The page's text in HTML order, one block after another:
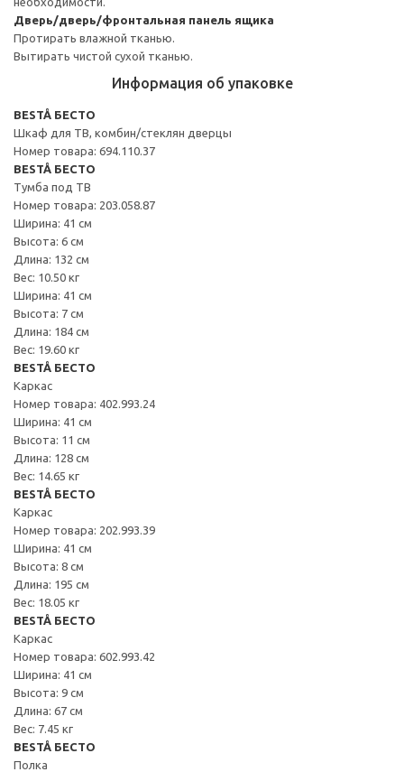
Дверь/дверь/фронтальная панель ящика
Протирать влажной тканью.
Вытирать чистой сухой тканью.
Информация об упаковке
BESTÅ БЕСТО
Шкаф для ТВ, комбин/стеклян дверцы
Номер товара: 694.110.37
BESTÅ БЕСТО
Тумба под ТВ
Номер товара: 203.058.87
Ширина: 41 см
Высота: 6 см
Длина: 132 см
Вес: 10.50 кг
Ширина: 41 см
Высота: 7 см
Длина: 184 см
Вес: 19.60 кг
BESTÅ БЕСТО
Каркас
Номер товара: 402.993.24
Ширина: 41 см
Высота: 11 см
Длина: 128 см
Вес: 14.65 кг
BESTÅ БЕСТО
Каркас
Номер товара: 202.993.39
Ширина: 41 см
Высота: 8 см
Длина: 195 см
Вес: 18.05 кг
BESTÅ БЕСТО
Каркас
Номер товара: 602.993.42
Ширина: 41 см
Высота: 9 см
Длина: 67 см
Вес: 7.45 кг
BESTÅ БЕСТО
Полка